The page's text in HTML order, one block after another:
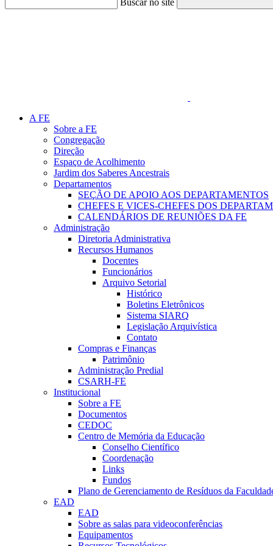
Buscar no site
A FE
Sobre a FE
Congregação
Direção
Espaço de Acolhimento
Jardim dos Saberes Ancestrais
Departamentos
SEÇÃO DE APOIO AOS DEPARTAMENTOS
CHEFES E VICES-CHEFES DOS
CALENDÁRIOS DE REUNIÕES DA FE
Administração
Diretoria Administrativa
Recursos Humanos
Docentes
Funcionários
Arquivo Setorial
Histórico
Boletins Eletrônicos
Sistema SIARQ
Legislação Arquivística
Contato
Compras e Finanças
Patrimônio
Administração Predial
CSARH-FE
Institucional
Sobre a FE
Documentos
CEDOC
Centro de Memória da Educação
Conselho Científico
Coordenação
Links
Fundos
Plano de Gerenciamento de Resíduos da
EAD
EAD
Sobre as salas para videoconferências
Equipamentos